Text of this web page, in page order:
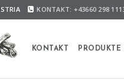
KONTAKT: +43660 298
KONTAKT PRODUKTE